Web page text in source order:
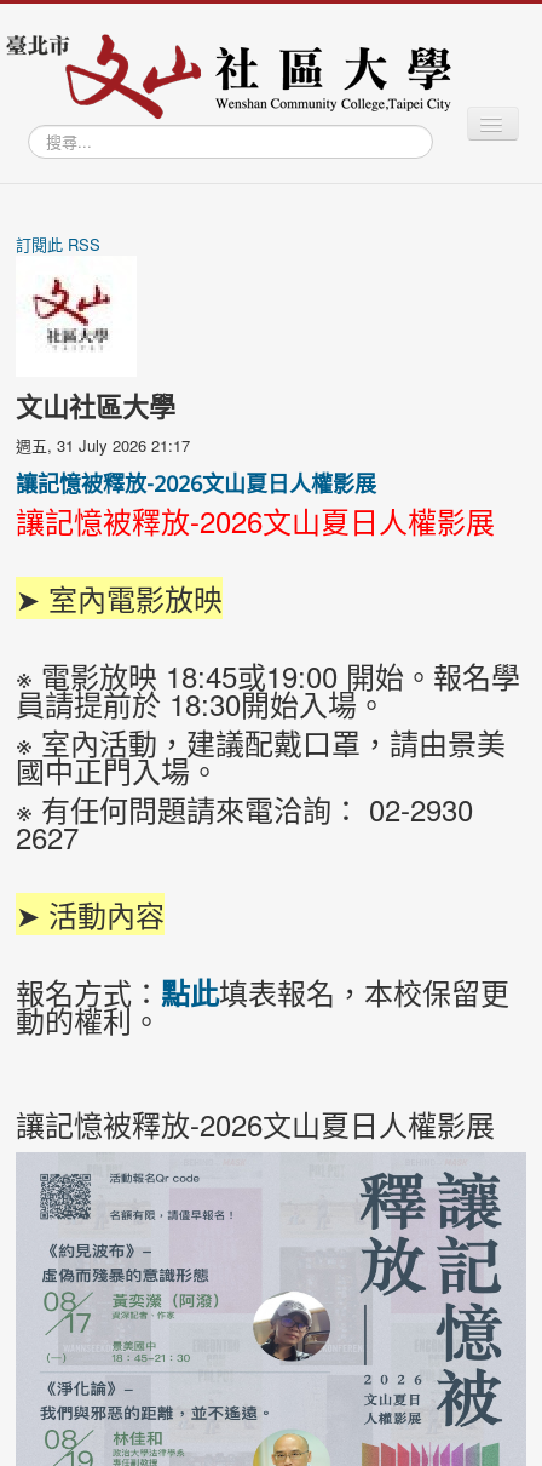
搜
尋...
切
換
文山藝廊
訂閱此 RSS
文山社區大學
週五, 31 July 2026 21:17
讓記憶被釋放-2026文山夏日人權影展
讓記憶被釋放-2026文山夏日人權影展
➤ 室內電影放映
※ 電影放映 18:45或19:00 開始。報名學
員請提前於 18:30開始入場。
※ 室內活動，建議配戴口罩，請由景美
國中正門入場。
※ 有任何問題請來電洽詢： 02-2930
2627
➤ 活動內容
報名方式： 點此填表報名，本校保留更
動的權利。
讓記憶被釋放-2026文山夏日人權影展